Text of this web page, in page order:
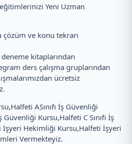
Yeni Uzman
çözüm ve konu tekrarı
deneme kitaplarından
ders çalışma gruplarından
ücretsiz
ASınıfı İş Güvenliği
Güvenliği Kursu,Halfeti C Sınıfı İş
İşyeri Hekimliği Kursu,Halfeti İşyeri
Vermekteyiz.